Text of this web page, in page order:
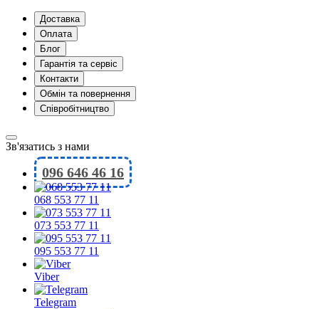
Доставка
Оплата
Блог
Гарантія та сервіс
Контакти
Обмін та повернення
Співробітництво
Зв'язатись з нами
096 646 46 16
068 553 77 11
073 553 77 11
095 553 77 11
Viber
Telegram